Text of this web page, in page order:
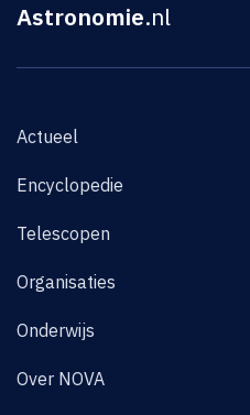
Astronomie.nl
Actueel
Encyclopedie
Telescopen
Organisaties
Onderwijs
Over NOVA